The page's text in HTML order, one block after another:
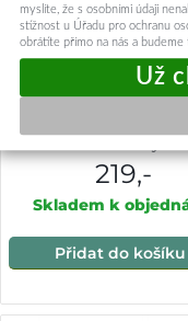
Ochranný kryt
Magic Shield pro
219,-
Skladem k
Přidat do košíku
myslíte, že s osobními údaji
stížnost u Úřadu pro ochranu
obrátíte přímo na nás a budeme